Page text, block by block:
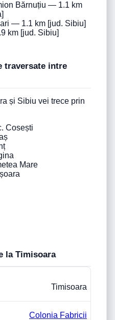
Bărnuțiu — 1.1 km
— 1.1 km [jud. Sibiu]
km [jud. Sibiu]
traversate intre
și Sibiu vei trece prin
Cosești
Mare
la Timisoara
Timisoara
Colonia Fabricii